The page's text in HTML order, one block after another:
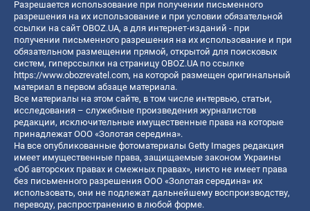
Разрешается использование при получении письменного
разрешения на их использование и при условии обязательной
ссылки на сайт OBOZ.UA, а для интернет-изданий - при
получении письменного разрешения на их использование и при
обязательном размещении прямой, открытой для поисковых
систем, гиперссылки на страницу OBOZ.UA по ссылке
https://www.obozrevatel.com, на которой размещен оригинальный
материал в первом абзаце материала.
Все материалы на этом сайте, в том числе интервью, статьи,
исследования – служебные произведения журналистов
редакции, исключительные имущественные права на которые
принадлежат ООО «Золотая середина».
На все опубликованные фотоматериалы Getty Images редакция
имеет имущественные права, защищаемые законом Украины
«Об авторских правах и смежных правах», никто не имеет права
без письменного разрешения ООО «Золотая середина» их
использовать, они не подлежат дальнейшему воспроизводству,
переводу, распространению в любой форме.